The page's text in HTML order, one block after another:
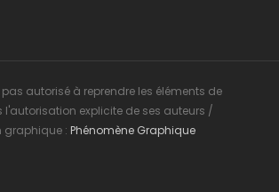
autorisé à reprendre les éléments de
l'autorisation explicite de ses auteurs /
graphique : Phénomène Graphique